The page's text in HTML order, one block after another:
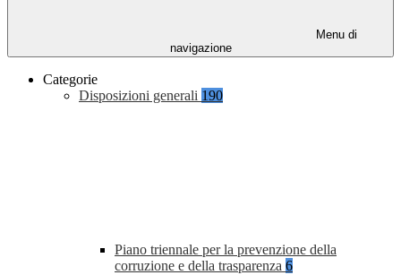
Menu di
navigazione
Categorie
Disposizioni generali 190
Piano triennale per la prevenzione della
corruzione e della trasparenza 6